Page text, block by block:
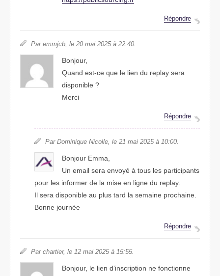
Répondre
Par emmjcb, le 20 mai 2025 à 22:40.
Bonjour,
Quand est-ce que le lien du replay sera
disponible ?
Merci
Répondre
Par Dominique Nicolle, le 21 mai 2025 à 10:00.
Bonjour Emma,
Un email sera envoyé à tous les participants
pour les informer de la mise en ligne du replay.
Il sera disponible au plus tard la semaine prochaine.
Bonne journée
Répondre
Par chartier, le 12 mai 2025 à 15:55.
Bonjour, le lien d’inscription ne fonctionne